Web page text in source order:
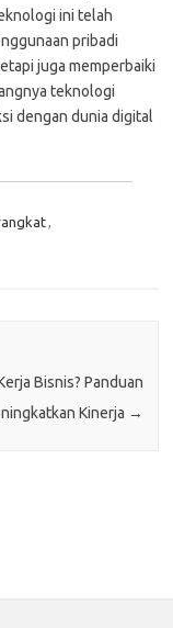
ini telah
pribadi
juga memperbaiki
teknologi
dengan dunia digital
,
Bisnis? Panduan
Kinerja →